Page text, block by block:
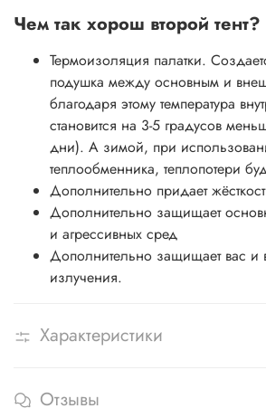
Чем так хорош второй тент?
Термоизоляция палатки.
подушка между основным и
благодаря этому температура
становится на 3-5 градусов
дни). А зимой, при
теплообменника, теплопотери
Дополнительно придает
Дополнительно защищает
и агрессивных сред
Дополнительно защищает вас и
излучения.
Характеристики
Отзывы